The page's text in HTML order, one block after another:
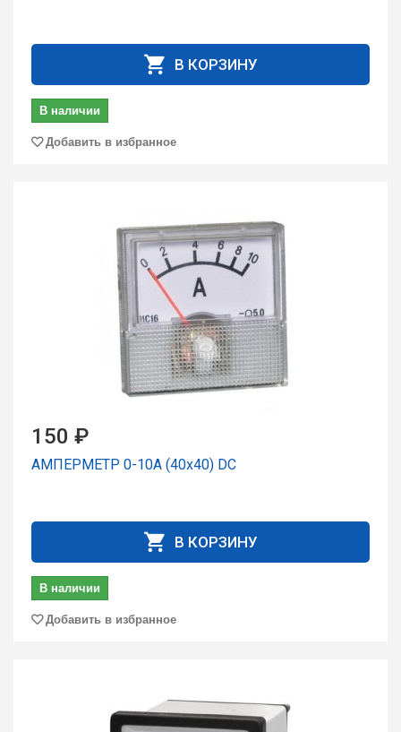
В КОРЗИНУ
В наличии
Добавить в избранное
150 ₽
АМПЕРМЕТР 0-10А (40х40) DC
В КОРЗИНУ
В наличии
Добавить в избранное